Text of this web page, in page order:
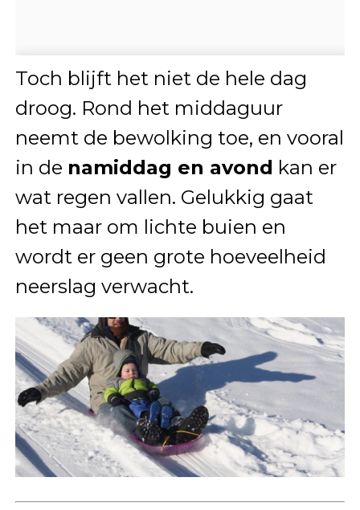
Toch blijft het niet de hele dag
droog. Rond het middaguur
neemt de bewolking toe, en vooral
in de namiddag en avond kan er
wat regen vallen. Gelukkig gaat
het maar om lichte buien en
wordt er geen grote hoeveelheid
neerslag verwacht.